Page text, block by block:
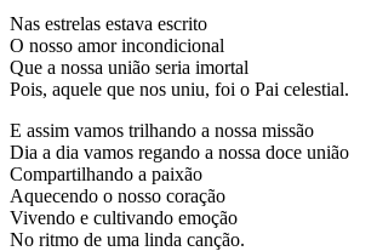
Nas estrelas estava escrito
O nosso amor incondicional
Que a nossa união seria imortal
Pois, aquele que nos uniu, foi o Pai celestial.
E assim vamos trilhando a nossa missão
Dia a dia vamos regando a nossa doce união
Compartilhando a paixão
Aquecendo o nosso coração
Vivendo e cultivando emoção
No ritmo de uma linda canção.